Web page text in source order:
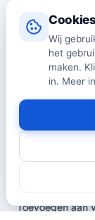
Wij
het
maken.
in. Meer
Toevoegen aan
Toevoegen aan
Toevoegen aan
Toevoegen aan
Toevoegen aan
Toevoegen aan
verkopen zelf